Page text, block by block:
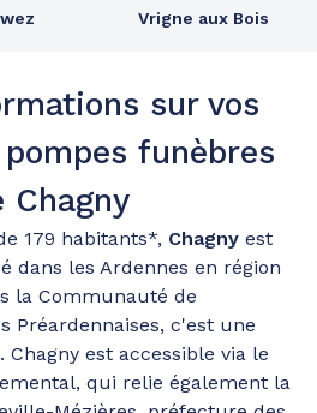
Vrigne aux Bois
sur vos
funèbres
Chagny
179 habitants*, Chagny est
dans les Ardennes en région
la Communauté de
Préardennaises, c'est une
est accessible via le
qui relie également la